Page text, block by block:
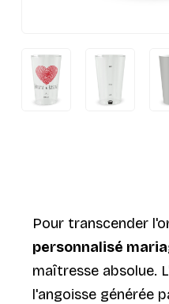
Pour transcender
personnalisé
maîtresse absolue.
l'angoisse générée